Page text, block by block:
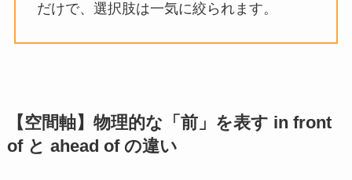
だけで、選択肢は一気に絞られます。
【空間軸】物理的な「前」を表す in front
of と ahead of の違い